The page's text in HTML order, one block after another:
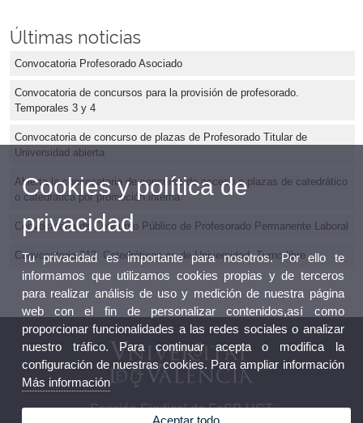
Últimas noticias
Convocatoria Profesorado Asociado
Convocatoria de concursos para la provisión de profesorado.
Temporales 3 y 4
Convocatoria de concurso de plazas de Profesorado Titular de
Universidad abierta
Abierta la convocatoria de concurso de acceso a plazas de catedrático
o catedrática por promoción interna
Convocatoria de Concurso Público de Profesorado Permanente Laboral
Convocatoria 212. Catedráticos-as de Universidad. Turno libre
Sección Sindical de FeSP-UGT
Cookies y política de
privacidad
Tu privacidad es importante para nosotros. Por ello te
informamos que utilizamos cookies propias y de terceros
para realizar análisis de uso y medición de nuestra página
web con el fin de personalizar contenidos,así como
proporcionar funcionalidades a las redes sociales o analizar
nuestro tráfico. Para continuar acepta o modifica la
configuración de nuestras cookies. Para ampliar información
Más información
Aceptar todo